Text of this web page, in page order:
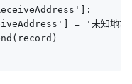
= '未知地址